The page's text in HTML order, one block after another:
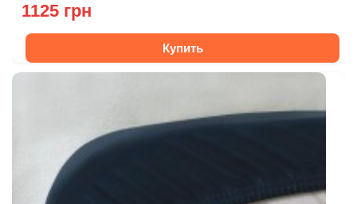
1125 грн
Купить